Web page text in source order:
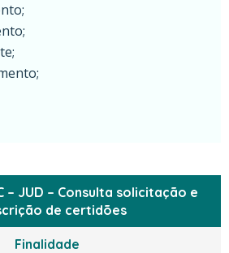
– JUD – Consulta solicitação e
de certidões
Finalidade